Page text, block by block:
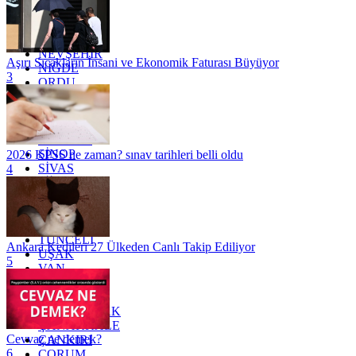
MERSİN
MUĞLA
MUŞ
NEVŞEHİR
NİĞDE
ORDU
OSMANİYE
RİZE
SAKARYA
SAMSUN
SİNOP
SİVAS
SİİRT
TEKİRDAĞ
TOKAT
TRABZON
TUNCELİ
UŞAK
VAN
YALOVA
YOZGAT
ZONGULDAK
ÇANAKKALE
ÇANKIRI
Aşırı Sıcakların İnsani ve Ekonomik Faturası Büyüyor
3
2026 KPSS ne zaman? sınav tarihleri belli oldu
4
Ankara Kedileri 27 Ülkeden Canlı Takip Ediliyor
5
Cevvaz ne demek?
6